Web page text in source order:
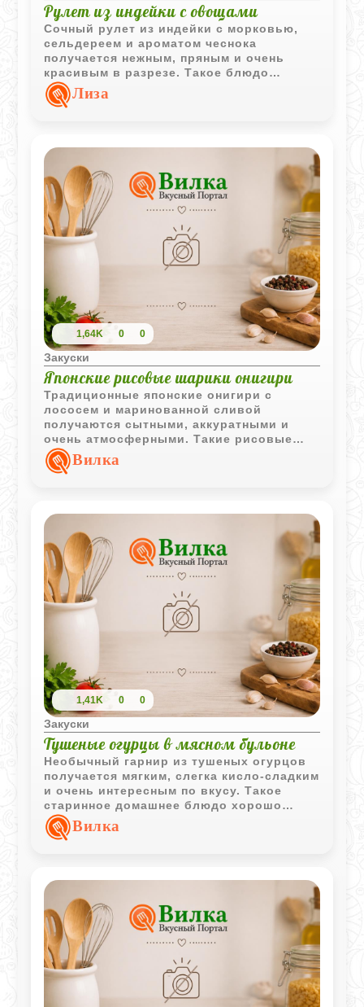
Рулет из индейки с овощами
Сочный рулет из индейки с морковью,
сельдереем и ароматом чеснока
получается нежным, пряным и очень
красивым в разрезе. Такое блюдо
одинаково хорошо подходит как для
горячей подачи, так и для холодной
Лиза
1,64K 0 0
Закуски
Японские рисовые шарики онигири
Традиционные японские онигири с
лососем и маринованной сливой
получаются сытными, аккуратными и
очень атмосферными. Такие рисовые
шарики удобно брать с собой, подавать
как закуску или использовать для
Вилка
1,41K 0 0
Закуски
Тушеные огурцы в мясном бульоне
Необычный гарнир из тушеных огурцов
получается мягким, слегка кисло-сладким
и очень интересным по вкусу. Такое
старинное домашнее блюдо хорошо
сочетается с мясом и птицей.
Вилка